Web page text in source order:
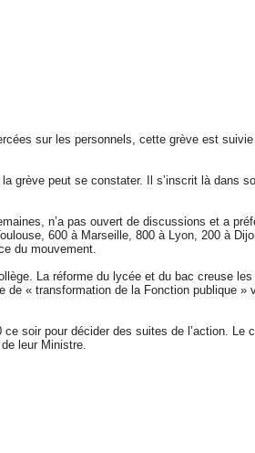
sur les personnels, cette grève est
grève peut se constater. Il s’inscrit là dans
n’a pas ouvert de discussions et a
600 à Marseille, 800 à Lyon, 200 à
du mouvement.
La réforme du lycée et du bac creuse
« transformation de la Fonction publique
soir pour décider des suites de l’action.
leur Ministre.